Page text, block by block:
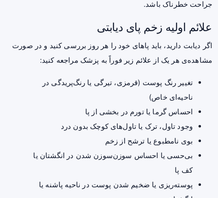
جراحت خطرناک باشد.
علائم اولیه زخم پای دیابتی
اگر دیابت دارید، باید پاهای خود را هر روز بررسی کنید و در صورت
مشاهده‌ی هر یک از علائم زیر فوراً به پزشک مراجعه کنید:
تغییر رنگ پوست (قرمزی، تیرگی یا رنگ‌پریدگی در
ناحیه‌ای خاص)
احساس گرما یا تورم در بخشی از پا
وجود تاول، ترک یا تاول‌های کوچک بدون درد
بوی نامطبوع یا ترشح از زخم
بی‌حسی یا احساس سوزن‌سوزن شدن در انگشتان یا
کف پا
پوسته‌ریزی یا ضخیم شدن پوست در ناحیه پاشنه یا